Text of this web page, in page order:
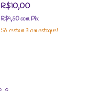
R$10,00
R$9,50com Pix
Só restam3 em estoque!